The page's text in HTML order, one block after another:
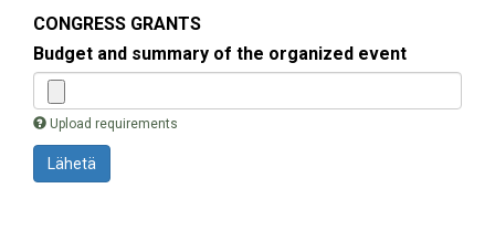
CONGRESS GRANTS
Budget and summary of the organized event
Upload requirements
Lähetä